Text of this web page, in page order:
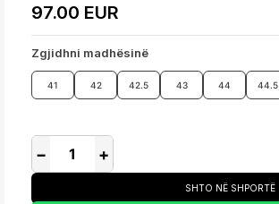
97.00 EUR
Zgjidhni madhësinë
41 42 42.5 43 44 44.5
− +
SHTO NË SHPORTË